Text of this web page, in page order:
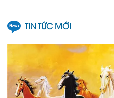
TIN TỨC MỚI